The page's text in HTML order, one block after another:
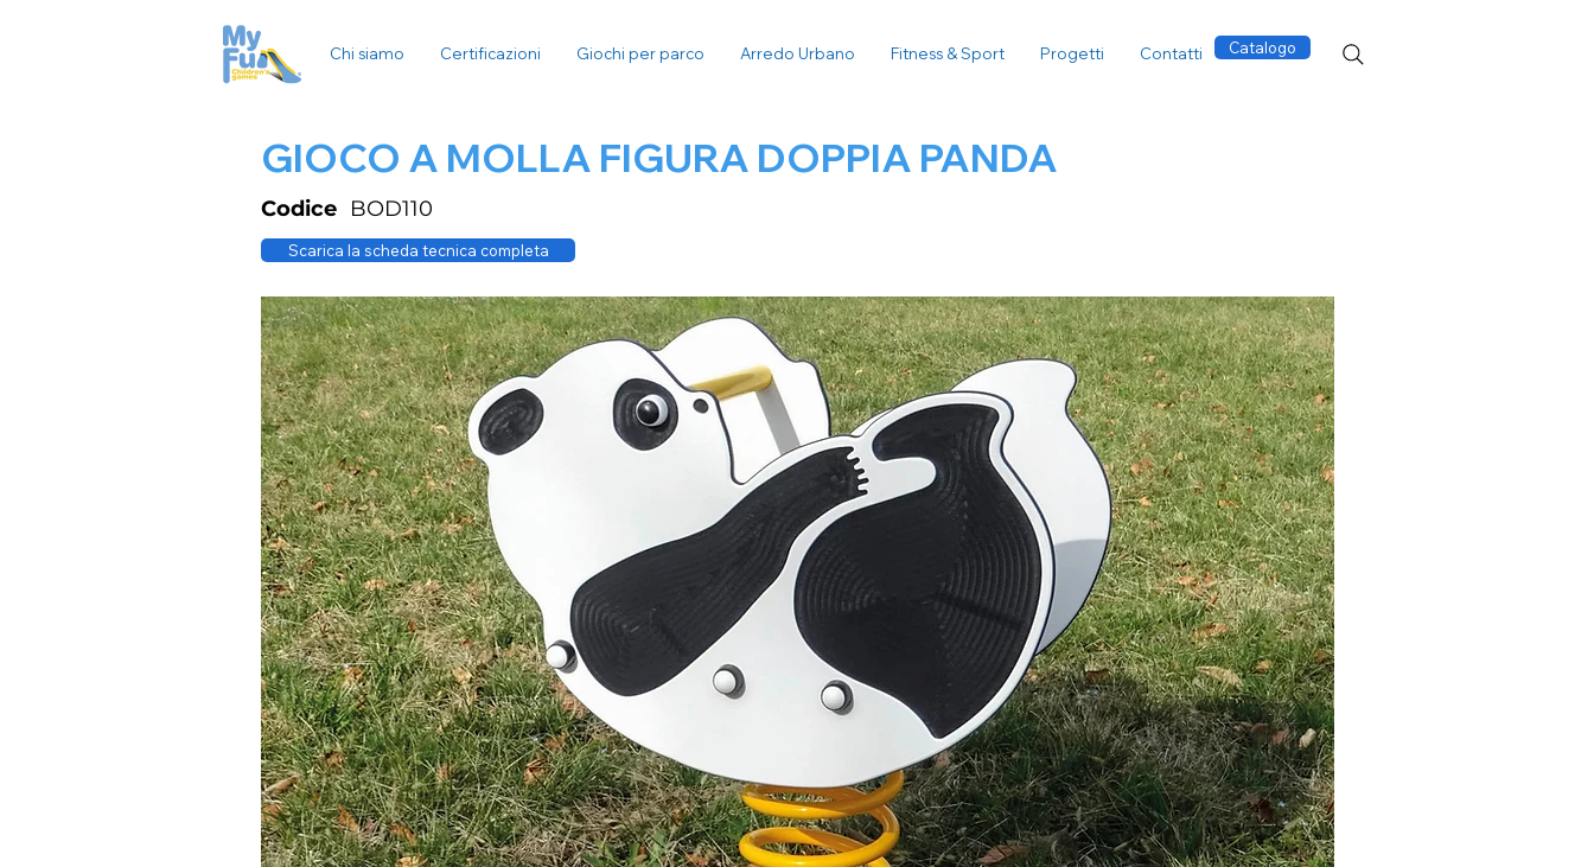
Catalogo
Chi siamo Certificazioni Giochi per parco Arredo Urbano Fitness & Sport Progetti Contatti
GIOCO A MOLLA FIGURA DOPPIA PANDA
BOD110
Codice
Scarica la scheda tecnica completa